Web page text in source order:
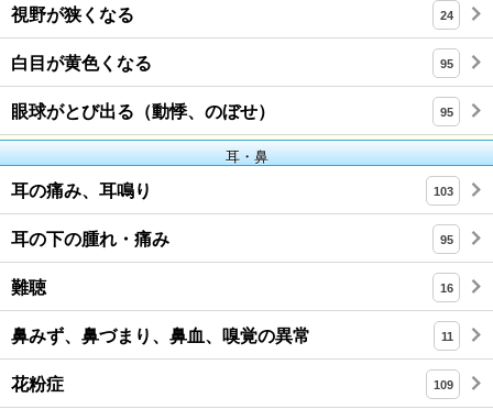
視野が狭くなる 24
白目が黄色くなる 95
眼球がとび出る（動悸、のぼせ） 95
耳・鼻
耳の痛み、耳鳴り 103
耳の下の腫れ・痛み 95
難聴 16
鼻みず、鼻づまり、鼻血、嗅覚の異常 11
花粉症 109